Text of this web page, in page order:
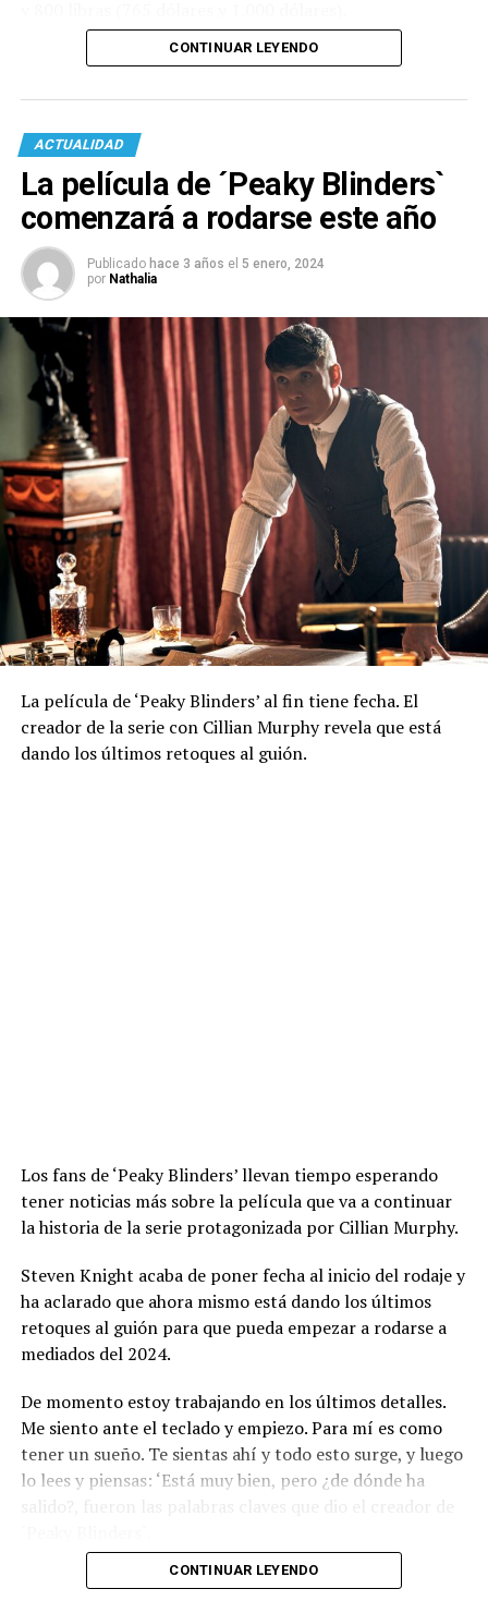
CONTINUAR LEYENDO
ACTUALIDAD
La película de ´Peaky Blinders`
comenzará a rodarse este año
Publicado hace 3 años el 5 enero, 2024
por Nathalia
La película de ‘Peaky Blinders’ al fin tiene fecha. El
creador de la serie con Cillian Murphy revela que está
dando los últimos retoques al guión.
Los fans de ‘Peaky Blinders’ llevan tiempo esperando
tener noticias más sobre la película que va a continuar
la historia de la serie protagonizada por Cillian Murphy.
Steven Knight acaba de poner fecha al inicio del rodaje y
ha aclarado que ahora mismo está dando los últimos
retoques al guión para que pueda empezar a rodarse a
mediados del 2024.
De momento estoy trabajando en los últimos detalles.
Me siento ante el teclado y empiezo. Para mí es como
tener un sueño. Te sientas ahí y todo esto surge, y luego
lo lees y piensas: ‘Está muy bien, pero ¿de dónde ha
CONTINUAR LEYENDO